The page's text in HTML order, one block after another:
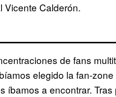
Vicente Calderón.
de fans
elegido la fan-
íbamos a encontrar.